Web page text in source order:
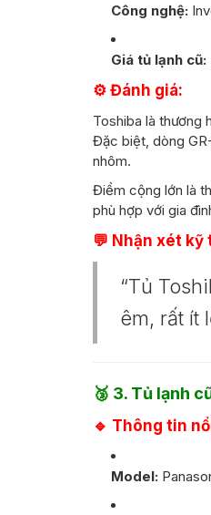
Công nghệ:
Giá tủ lạnh cũ:
⚙️ Đánh giá:
Toshiba là thương
Đặc biệt, dòng
nhôm.
Điểm cộng lớn là
phù hợp với gia
💬 Nhận xét
“Tủ
êm, rất ít
🥉 3. Tủ lạnh
🔹 Thông tin
Model: